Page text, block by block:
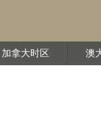
加拿大时区 澳